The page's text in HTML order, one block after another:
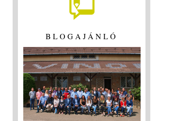
BLOGAJÁNLÓ